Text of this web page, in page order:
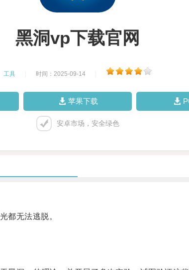
黑洞vp下载官网
工具 时间：2025-09-14
苹果下载
安卓市场，安全绿色
都无法逃脱。